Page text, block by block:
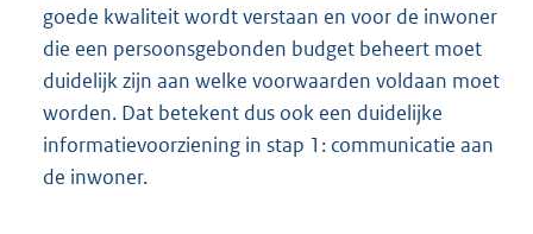
goede kwaliteit wordt verstaan en voor de inwoner
die een persoonsgebonden budget beheert moet
duidelijk zijn aan welke voorwaarden voldaan moet
worden. Dat betekent dus ook een duidelijke
informatievoorziening in stap 1: communicatie aan
de inwoner.